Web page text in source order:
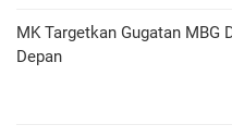
MK Targetkan Gugatan MBG
Depan